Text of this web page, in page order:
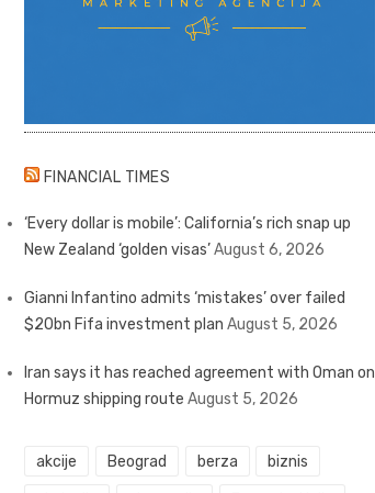
FINANCIAL TIMES
‘Every dollar is mobile’: California’s rich snap up
New Zealand ‘golden visas’August 6, 2026
Gianni Infantino admits ‘mistakes’ over failed
$20bn Fifa investment plan August 5, 2026
Iran says it has reached agreement with Oman on
Hormuz shipping route August 5, 2026
akcije Beograd berza biznis